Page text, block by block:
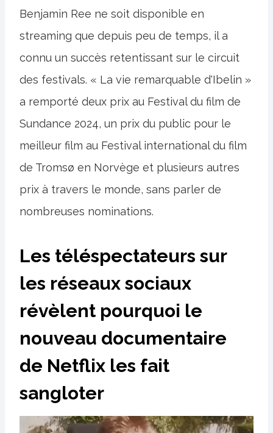
Benjamin Ree ne soit disponible en
streaming que depuis peu de temps, il a
connu un succès retentissant sur le circuit
des festivals. « La vie remarquable d'Ibelin »
a remporté deux prix au Festival du film de
Sundance 2024, un prix du public pour le
meilleur film au Festival international du film
de Tromsø en Norvège et plusieurs autres
prix à travers le monde, sans parler de
nombreuses nominations.
Les téléspectateurs sur
les réseaux sociaux
révèlent pourquoi le
nouveau documentaire
de Netflix les fait
sangloter